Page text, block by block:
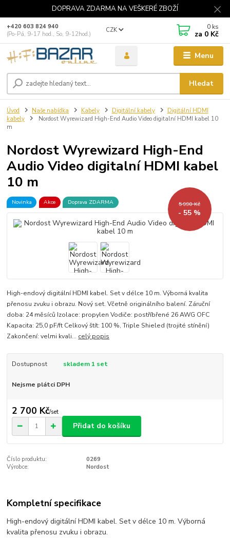
DOPRAVA ZDARMA NA VEŠKERÉ ZBOŽÍ
Menu
CZK
Hledat
+420 603 824 940
(Po-Pá, 9-17 hod., So, 9-12hod.)
0 ks
za 0 Kč
Úvod Naše nabídka Kabely Digitální kabely
Digitální HDMI
kabely
Nordost Wyrewizard High-End Audio Video digitalní HDMI kabel 10
m
Nordost Wyrewizard High-End
Audio Video digitalní HDMI kabel
10 m
Novinka Akce Doprava ZDARMA 5 990 Kč
- 55 %
High-endový digitální HDMI kabel. Set v délce 10 m. Výborná kvalita
přenosu zvuku i obrazu. Nový set. Včetně originálního balení. Záruční
doba: 24 měsíců Izolace: propylen Vodiče: postříbřené 26 AWG OFC
Kapacita: 25,0 pF/ft Celkový štít: 100 %, Triple Shieled (trojité stínění)
Zakončení: velmi kvali... celý popis
Dostupnost skladem 1 set
Nejsme plátci DPH
2 700 Kč/set
Přidat do košíku
Číslo produktu:
0269
Výrobce:
Nordost
Kompletní specifikace
High-endový digitální HDMI kabel. Set v délce 10 m. Výborná
kvalita přenosu zvuku i obrazu.